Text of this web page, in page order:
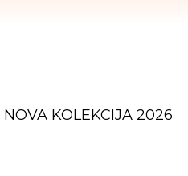
NOVA KOLEKCIJA 2026